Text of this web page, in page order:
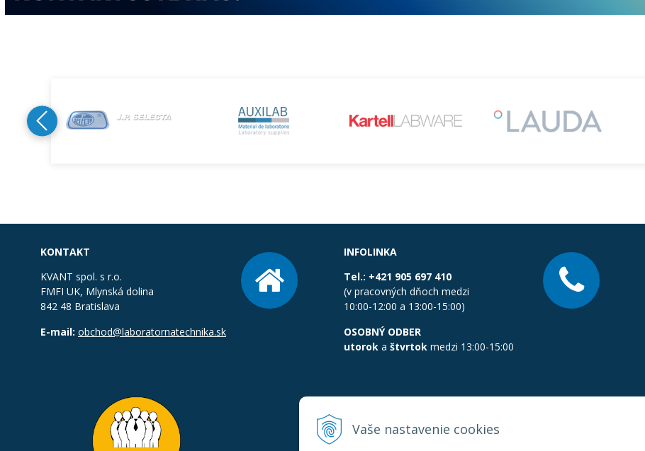
Vaše nastavenie cookies
KONTAKT
KVANT spol. s r.o.
FMFI UK, Mlynská dolina
842 48 Bratislava
E-mail: obchod@laboratornatechnika.sk
INFOLINKA
Tel.: +421 905 697 410
(v pracovných dňoch medzi
10:00-12:00 a 13:00-15:00)
OSOBNÝ ODBER
utorok a štvrtok medzi 13:00-15:00